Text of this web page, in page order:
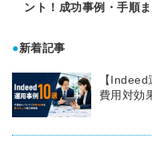
ント！成功事例・手順
●新着記事
【
費用対効